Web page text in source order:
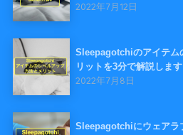
2022年7月12日
Sleepagotchiのアイテム
リットを3分で解説します
2022年7月8日
Sleepagotchiにウェアラ